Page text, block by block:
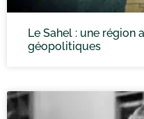
Le Sahel : une
géopolitiques